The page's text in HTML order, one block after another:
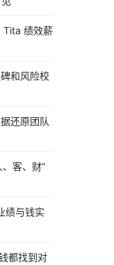
Tita 绩效薪
和风险校
还原团队
客、财”
绩与钱实
都找到对